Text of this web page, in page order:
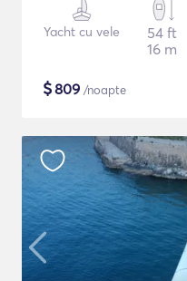
Yacht cu vele
54 ft
16 m
$809 /noapte